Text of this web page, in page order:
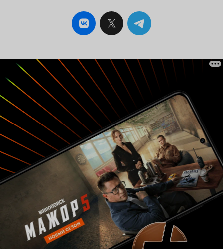
первых серий из себя начинает выводить мать
'таланта', которую играет Мариана Тревиньо,
которая пытается строить из себя умную и
(Братишкин) - описывать, что это, я даже не
хочу, а самое главное, зачем это нужно в
сериале? Абсолютно не нужные конфликты,
которые созданы на ровном месте, нелепые
'интермедии', которыми создатели пытаются
забить сериал, и конечно же, тот самый
знаменитый камбэк, когда главные герои
собираются (после очередной ссоры) вместе и
несмотря ни на что, реализуют задуманное -
вот, что вас будет ждать в сериале, про
спортивную составляющую можете забыть, она
здесь носит фоновый характер. Сериал стоит
смотреть тем, кто любит творчество Оуэна
Уилсона, хорошо здесь играет Марк Мэрон,
большего кроме разовой истории вас не ждёт.